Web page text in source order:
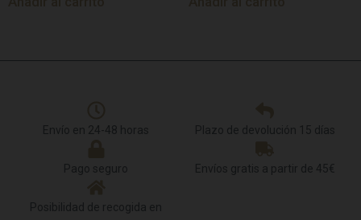
Envío en 24-48 horas Plazo de devolución 15 días
Pago seguro Envíos gratis a partir de 45€
Posibilidad de recogida en